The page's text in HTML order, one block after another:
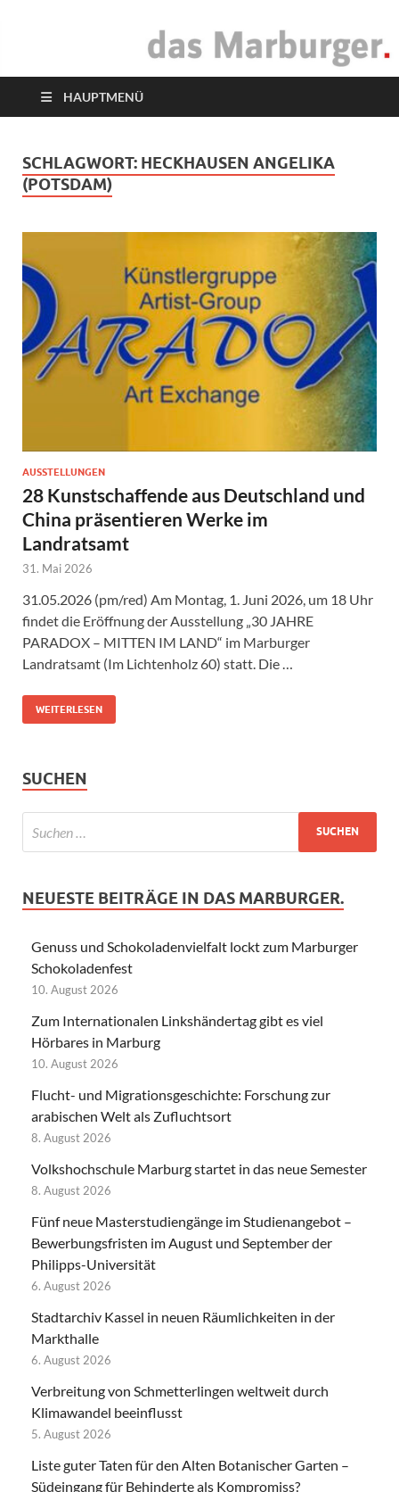
das Marburger.
HAUPTMENÜ
SCHLAGWORT: HECKHAUSEN ANGELIKA
(POTSDAM)
AUSSTELLUNGEN
28 Kunstschaffende aus Deutschland und
China präsentieren Werke im
Landratsamt
31. Mai 2026
31.05.2026 (pm/red) Am Montag, 1. Juni 2026, um 18 Uhr
findet die Eröffnung der Ausstellung „30 JAHRE
PARADOX – MITTEN IM LAND“ im Marburger
Landratsamt (Im Lichtenholz 60) statt. Die …
WEITERLESEN
SUCHEN
NEUESTE BEITRÄGE IN DAS MARBURGER.
Genuss und Schokoladenvielfalt lockt zum Marburger
Schokoladenfest
10. August 2026
Zum Internationalen Linkshändertag gibt es viel
Hörbares in Marburg
10. August 2026
Flucht- und Migrationsgeschichte: Forschung zur
arabischen Welt als Zufluchtsort
8. August 2026
Volkshochschule Marburg startet in das neue Semester
8. August 2026
Fünf neue Masterstudiengänge im Studienangebot –
Bewerbungsfristen im August und September der
Philipps-Universität
6. August 2026
Stadtarchiv Kassel in neuen Räumlichkeiten in der
Markthalle
6. August 2026
Verbreitung von Schmetterlingen weltweit durch
Klimawandel beeinflusst
5. August 2026
Liste guter Taten für den Alten Botanischer Garten –
Südeingang für Behinderte als Kompromiss?